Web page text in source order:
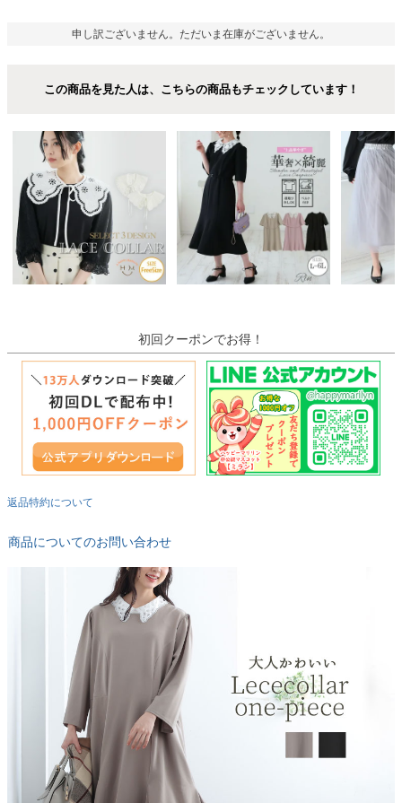
申し訳ございません。ただいま在庫がございません。
この商品を見た人は、こちらの商品もチェックしています！
初回クーポンでお得！
返品特約について
商品についてのお問い合わせ